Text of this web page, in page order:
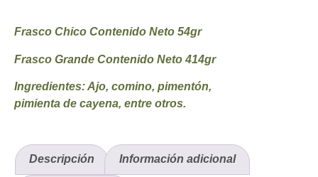
Frasco Chico Contenido Neto 54gr
Frasco Grande Contenido Neto 414gr
Ingredientes:Ajo, comino, pimentón,
pimienta de cayena, entre otros.
Descripción Información adicional